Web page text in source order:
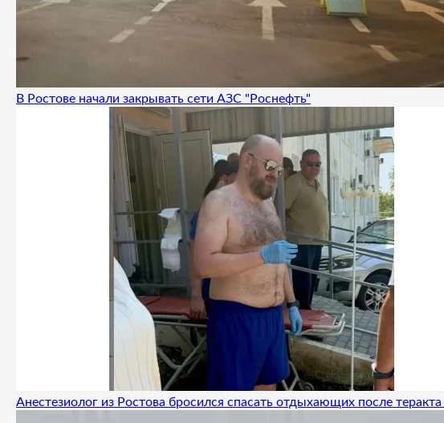
В Ростове начали закрывать сети АЗС "Роснефть"
Анестезиолог из Ростова бросился спасать отдыхающих после